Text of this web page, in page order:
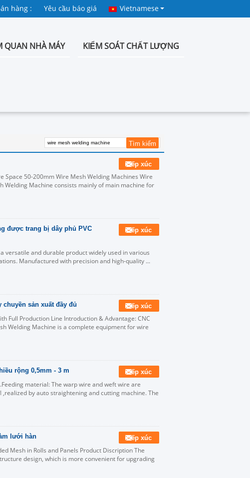
hàng : Yêu cầu báo giá Vietnamese
QUAN NHÀ MÁY KIỂM SOÁT CHẤT LƯỢNG
Tiếp xúc
Space 50-200mm Wire Mesh Welding Machines Wire
Welding Machine consists mainly of main machine for
được trang bị dây phủ PVC
Tiếp xúc
versatile and durable product widely used in various
Manufactured with precision and high-quality ...
sản xuất đầy đủ Tiếp xúc
Full Production Line Introduction & Advantage: CNC
Welding Machine is a complete equipment for wire
rộng 0,5mm - 3 m Tiếp xúc
material: The warp wire and weft wire are
by auto straightening and cutting machine. The
lưới hàn Tiếp xúc
Mesh in Rolls and Panels Product Discription The
design, which is more convenient for upgrading